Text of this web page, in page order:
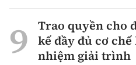
Trao quyền cho
kế đầy đủ cơ
nhiệm giải trình